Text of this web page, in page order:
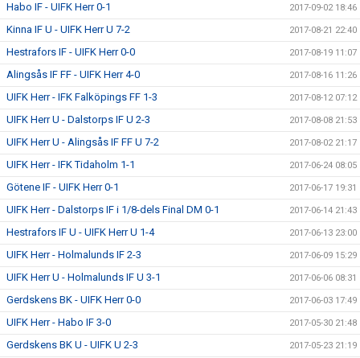
Habo IF - UIFK Herr 0-1 2017-09-02 18:46
Kinna IF U - UIFK Herr U 7-2 2017-08-21 22:40
Hestrafors IF - UIFK Herr 0-0 2017-08-19 11:07
Alingsås IF FF - UIFK Herr 4-0 2017-08-16 11:26
UIFK Herr - IFK Falköpings FF 1-3 2017-08-12 07:12
UIFK Herr U - Dalstorps IF U 2-3 2017-08-08 21:53
UIFK Herr U - Alingsås IF FF U 7-2 2017-08-02 21:17
UIFK Herr - IFK Tidaholm 1-1 2017-06-24 08:05
Götene IF - UIFK Herr 0-1 2017-06-17 19:31
UIFK Herr - Dalstorps IF i 1/8-dels Final DM 0-1 2017-06-14 21:43
Hestrafors IF U - UIFK Herr U 1-4 2017-06-13 23:00
UIFK Herr - Holmalunds IF 2-3 2017-06-09 15:29
UIFK Herr U - Holmalunds IF U 3-1 2017-06-06 08:31
Gerdskens BK - UIFK Herr 0-0 2017-06-03 17:49
UIFK Herr - Habo IF 3-0 2017-05-30 21:48
Gerdskens BK U - UIFK U 2-3 2017-05-23 21:19